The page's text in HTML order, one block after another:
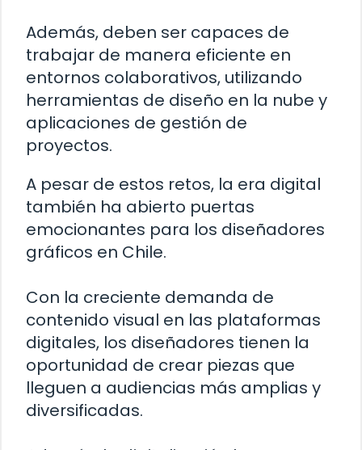
Además, deben ser capaces de
trabajar de manera eficiente en
entornos colaborativos, utilizando
herramientas de diseño en la nube y
aplicaciones de gestión de
proyectos.
A pesar de estos retos, la era digital
también ha abierto puertas
emocionantes para los diseñadores
gráficos en Chile.
Con la creciente demanda de
contenido visual en las plataformas
digitales, los diseñadores tienen la
oportunidad de crear piezas que
lleguen a audiencias más amplias y
diversificadas.